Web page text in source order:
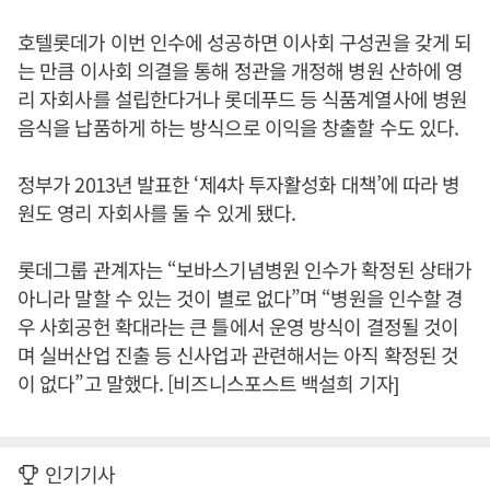
호텔롯데가 이번 인수에 성공하면 이사회 구성권을 갖게 되
는 만큼 이사회 의결을 통해 정관을 개정해 병원 산하에 영
리 자회사를 설립한다거나 롯데푸드 등 식품계열사에 병원
음식을 납품하게 하는 방식으로 이익을 창출할 수도 있다.
정부가 2013년 발표한 ‘제4차 투자활성화 대책’에 따라 병
원도 영리 자회사를 둘 수 있게 됐다.
롯데그룹 관계자는 “보바스기념병원 인수가 확정된 상태가
아니라 말할 수 있는 것이 별로 없다”며 “병원을 인수할 경
우 사회공헌 확대라는 큰 틀에서 운영 방식이 결정될 것이
며 실버산업 진출 등 신사업과 관련해서는 아직 확정된 것
이 없다”고 말했다. [비즈니스포스트 백설희 기자]
인기기사